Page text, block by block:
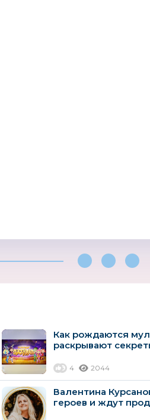
Как рождаются
раскрывают
4 2044
Валентина
героев и ждут